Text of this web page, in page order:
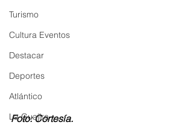
Turismo
Cultura Eventos
Destacar
Deportes
Atlántico
La Guajira
Foto: Cortesía.